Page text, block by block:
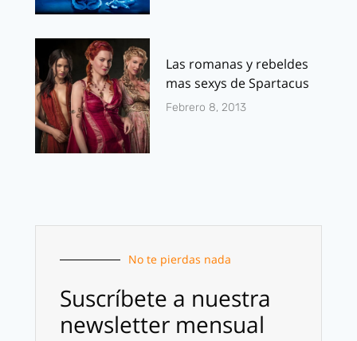
Las romanas y rebeldes
mas sexys de Spartacus
Febrero 8, 2013
No te pierdas nada
Suscríbete a nuestra
newsletter mensual